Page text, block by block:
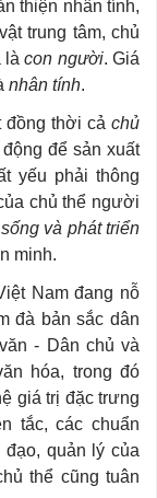
thiện nhân tính,
trung tâm, chủ
làcon người. Giá
nhân tính.
đồng thời cả chủ
để sản xuất
yếu phải thông
chủ thể người
và phát triển
minh.
Nam đang nỗ
đà bản sắc dân
- Dân chủ và
hóa, trong đó
giá trị đặc trưng
tắc, các chuẩn
quản lý của
thể cũng tuân